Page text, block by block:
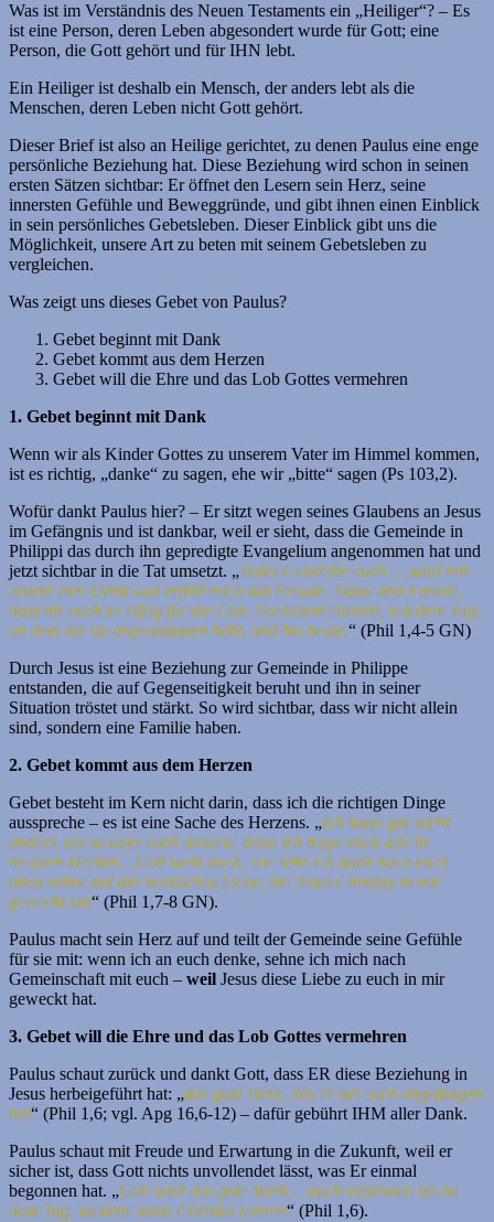
Was ist im Verständnis des Neuen Testaments ein „Heiliger“? – Es
ist eine Person, deren Leben abgesondert wurde für Gott; eine
Person, die Gott gehört und für IHN lebt.
Ein Heiliger ist deshalb ein Mensch, der anders lebt als die
Menschen, deren Leben nicht Gott gehört.
Dieser Brief ist also an Heilige gerichtet, zu denen Paulus eine enge
persönliche Beziehung hat. Diese Beziehung wird schon in seinen
ersten Sätzen sichtbar: Er öffnet den Lesern sein Herz, seine
innersten Gefühle und Beweggründe, und gibt ihnen einen Einblick
in sein persönliches Gebetsleben. Dieser Einblick gibt uns die
Möglichkeit, unsere Art zu beten mit seinem Gebetsleben zu
vergleichen.
Was zeigt uns dieses Gebet von Paulus?
Gebet beginnt mit Dank
Gebet kommt aus dem Herzen
Gebet will die Ehre und das Lob Gottes vermehren
1. Gebet beginnt mit Dank
Wenn wir als Kinder Gottes zu unserem Vater im Himmel kommen,
ist es richtig, „danke“ zu sagen, ehe wir „bitte“ sagen (Ps 103,2).
Wofür dankt Paulus hier? – Er sitzt wegen seines Glaubens an Jesus
im Gefängnis und ist dankbar, weil er sieht, dass die Gemeinde in
Philippi das durch ihn gepredigte Evangelium angenommen hat und
jetzt sichtbar in die Tat umsetzt. „Jedes Gebet für euch … wird mir
erneut zum Dank und erfüllt mich mit Freude: Dank und Freude,
dass ihr euch so eifrig für die Gute Nachricht einsetzt, seit dem Tag,
an dem ihr sie angenommen habt, und bis heute.“ (Phil 1,4-5 GN)
Durch Jesus ist eine Beziehung zur Gemeinde in Philippe
entstanden, die auf Gegenseitigkeit beruht und ihn in seiner
Situation tröstet und stärkt. So wird sichtbar, dass wir nicht allein
sind, sondern eine Familie haben.
2. Gebet kommt aus dem Herzen
Gebet besteht im Kern nicht darin, dass ich die richtigen Dinge
ausspreche – es ist eine Sache des Herzens. „Ich kann gar nicht
anders, als so über euch denken; denn ich trage euch alle in
meinem Herzen…Gott weiß auch, wie sehr ich mich nach euch
allen sehne mit der herzlichen Liebe, die Jesus Christus in mir
geweckt hat“ (Phil 1,7-8 GN).
Paulus macht sein Herz auf und teilt der Gemeinde seine Gefühle
für sie mit: wenn ich an euch denke, sehne ich mich nach
Gemeinschaft mit euch – weil Jesus diese Liebe zu euch in mir
geweckt hat.
3. Gebet will die Ehre und das Lob Gottes vermehren
Paulus schaut zurück und dankt Gott, dass ER diese Beziehung in
Jesus herbeigeführt hat: „das gute Werk, das er bei euch angefangen
hat“ (Phil 1,6; vgl. Apg 16,6-12) – dafür gebührt IHM aller Dank.
Paulus schaut mit Freude und Erwartung in die Zukunft, weil er
sicher ist, dass Gott nichts unvollendet lässt, was Er einmal
begonnen hat. „Gott wird das gute Werk… auch vollenden bis zu
dem Tag, an dem Jesus Christus kommt“ (Phil 1,6).